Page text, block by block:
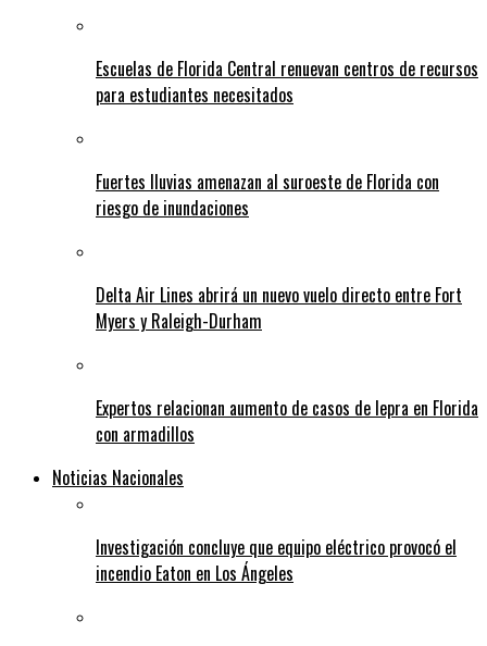
Escuelas de Florida Central renuevan centros de recursos
para estudiantes necesitados
Fuertes lluvias amenazan al suroeste de Florida con
riesgo de inundaciones
Delta Air Lines abrirá un nuevo vuelo directo entre Fort
Myers y Raleigh-Durham
Expertos relacionan aumento de casos de lepra en Florida
con armadillos
Noticias Nacionales
Investigación concluye que equipo eléctrico provocó el
incendio Eaton en Los Ángeles